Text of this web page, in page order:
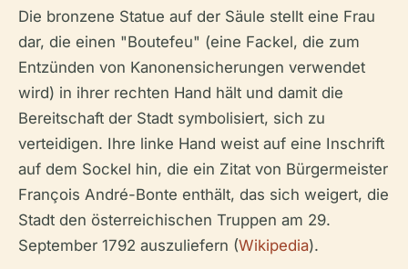
Die bronzene Statue auf der Säule stellt eine Frau
dar, die einen "Boutefeu" (eine Fackel, die zum
Entzünden von Kanonensicherungen verwendet
wird) in ihrer rechten Hand hält und damit die
Bereitschaft der Stadt symbolisiert, sich zu
verteidigen. Ihre linke Hand weist auf eine Inschrift
auf dem Sockel hin, die ein Zitat von Bürgermeister
François André-Bonte enthält, das sich weigert, die
Stadt den österreichischen Truppen am 29.
September 1792 auszuliefern (Wikipedia).